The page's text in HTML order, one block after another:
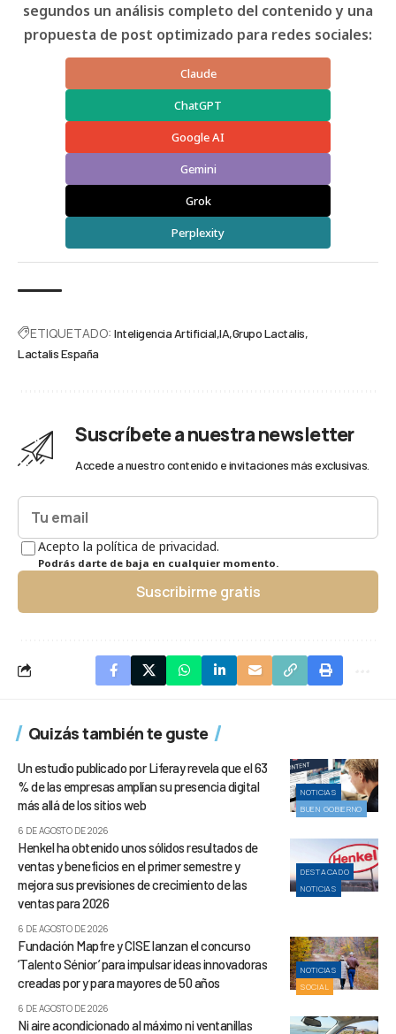
segundos un análisis completo del contenido y una
propuesta de post optimizado para redes sociales:
Claude
ChatGPT
Google AI
Gemini
Grok
Perplexity
ETIQUETADO: Inteligencia Artificial IA Grupo Lactalis
Lactalis España
Suscríbete a nuestra newsletter
Accede a nuestro contenido e invitaciones más exclusivas.
Acepto la política de privacidad.
Podrás darte de baja en cualquier momento.
Suscribirme gratis
Quizás también te guste
NOTICIAS
BUEN GOBIERNO
Un estudio publicado por Liferay revela que el 63
% de las empresas amplían su presencia digital
más allá de los sitios web
6 DE AGOSTO DE 2026
DESTACADO
NOTICIAS
Henkel ha obtenido unos sólidos resultados de
ventas y beneficios en el primer semestre y
mejora sus previsiones de crecimiento de las
ventas para 2026
6 DE AGOSTO DE 2026
NOTICIAS
SOCIAL
Fundación Mapfre y CISE lanzan el concurso
‘Talento Sénior’ para impulsar ideas innovadoras
creadas por y para mayores de 50 años
6 DE AGOSTO DE 2026
Ni aire acondicionado al máximo ni ventanillas